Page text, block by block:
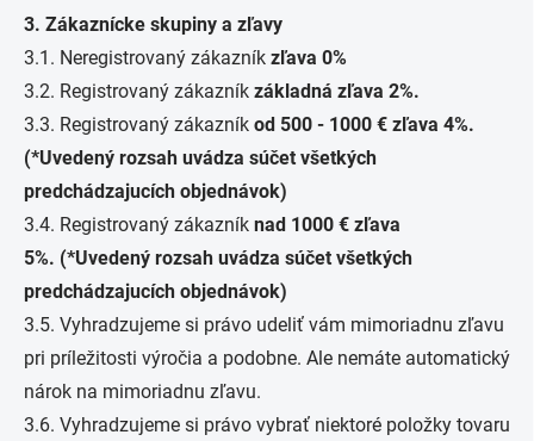
3. Zákaznícke skupiny a zľavy
3.1. Neregistrovaný zákazník zľava 0%
3.2. Registrovaný zákazník základná zľava 2%.
3.3. Registrovaný zákazník od 500 - 1000 € zľava 4%.
(*Uvedený rozsah uvádza súčet všetkých
predchádzajucích objednávok)
3.4. Registrovaný zákazník nad 1000 € zľava
5%. (*Uvedený rozsah uvádza súčet všetkých
predchádzajucích objednávok)
3.5. Vyhradzujeme si právo udeliť vám mimoriadnu zľavu
pri príležitosti výročia a podobne. Ale nemáte automatický
nárok na mimoriadnu zľavu.
3.6. Vyhradzujeme si právo vybrať niektoré položky tovaru